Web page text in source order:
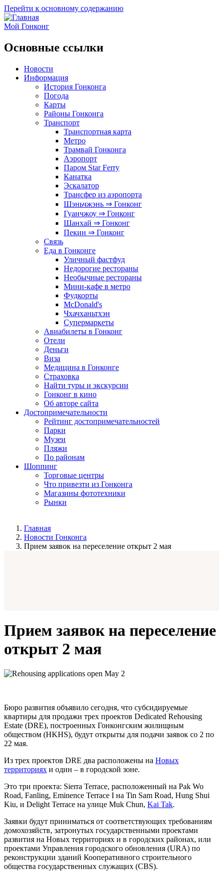
Перейти к основному содержанию
Мой Гонконг
Основные ссылки
Новости
Информация
История Гонконга
Погода
Карты
Районы Гонконга
Транспорт
Транспортная карта
Метро
Трамвай Гонконга
Аэропорт
Паром Star Ferry
Канатка
Эскалатор
Трансфер из аэропорта
Шэньчжэнь ⇒ Гонконг
Гуанчжоу ⇒ Гонконг
Шанхай ⇒ Гонконг
Пекин ⇒ Гонконг
Связь
Еда в Гонконге
Уличный фастфуд
Недорогие рестораны
Необычные рестораны
Мини-кафе в метро
Фудкорты
McDonald's
Чхачханьтхэн
Супермаркеты
Авиабилеты в Гонконг
Отели
Деньги
Виза
Медицина в Гонконге
Страховка
Найти туры и экскурсии
Гонконг в кино
Об авторе сайта
Достопримечательности
Рейтинг достопримечательностей
Парки
Музеи
Пляжи
По районам
Шоппинг
Торговые центры
Что привезти из Гонконга
Магазины фототехники
Рынки
Главная
Новости Гонконга
Прием заявок на переселение открыт 2 мая
Прием заявок на переселение
открыт 2 мая
Бюро развития объявило сегодня, что субсидируемые
квартиры для продажи трех проектов Dedicated Rehousing
Estate (DRE), построенных Гонконгским жилищным
обществом (HKHS), будут открыты для подачи заявок со 2 по
22 мая.
Из трех проектов DRE два расположены на Новых
территориях и один – в городской зоне.
Это три проекта: Sierra Terrace, расположенный на Pak Wo
Road, Fanling, Eminence Terrace I на Tin Sam Road, Hung Shui
Kiu, и Delight Terrace на улице Muk Chun, Kai Tak.
Заявки будут приниматься от соответствующих требованиям
домохозяйств, затронутых государственными проектами
развития на Новых территориях и в городских районах, или
проектами Управления городского обновления (URA) по
реконструкции зданий Кооперативного строительного
общества государственных служащих (CBS).